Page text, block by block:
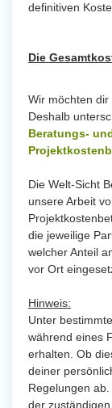
definitiven
Die
Wir möchten dir
Deshalb
Beratungs-
Die Welt-Sicht
unsere Arbeit
die jeweilige
welcher Anteil
vor Ort
Hinweis:
Unter
während eines
erhalten. Ob
deiner
Regelungen
der